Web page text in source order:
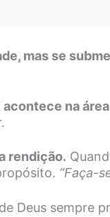
mas se
na
rendição.
“Faça-
Deus sempre